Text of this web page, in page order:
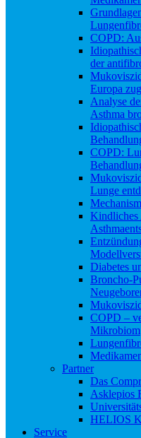
COPD:
der
Europa
Analyse
Asthma
COPD:
Lunge
Kindliches
Diabetes
Broncho-
COPD –
Mikrobiom
Partner
Das
Asklepios
HELIOS
Service